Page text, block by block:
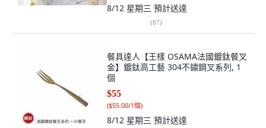
8/12 星期三 預計送達
(87)
餐具達人【王樣 OSAMA法國鍍鈦餐叉
金】鍍鈦高工藝 304不鏽鋼叉系列, 1
個
$55
($55.00/1個)
8/12 星期三 預計送達